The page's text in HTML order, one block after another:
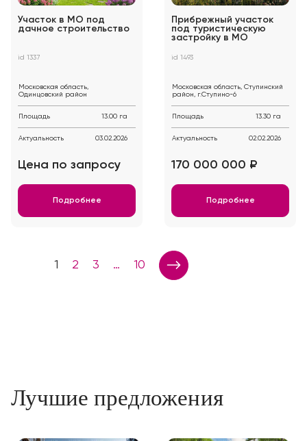
Участок в МО под
дачное строительство
id 1337
Московская область,
Одинцовский район
Площадь 13.00 га
Актуальность 03.02.2026
Цена по запросу
Подробнее
Прибрежный участок
под туристическую
застройку в МО
id 1493
Московская область, Ступинский
район, г.Ступино-6
Площадь 13.30 га
Актуальность 02.02.2026
170 000 000 ₽
Подробнее
1 2 3 … 10
Лучшие предложения